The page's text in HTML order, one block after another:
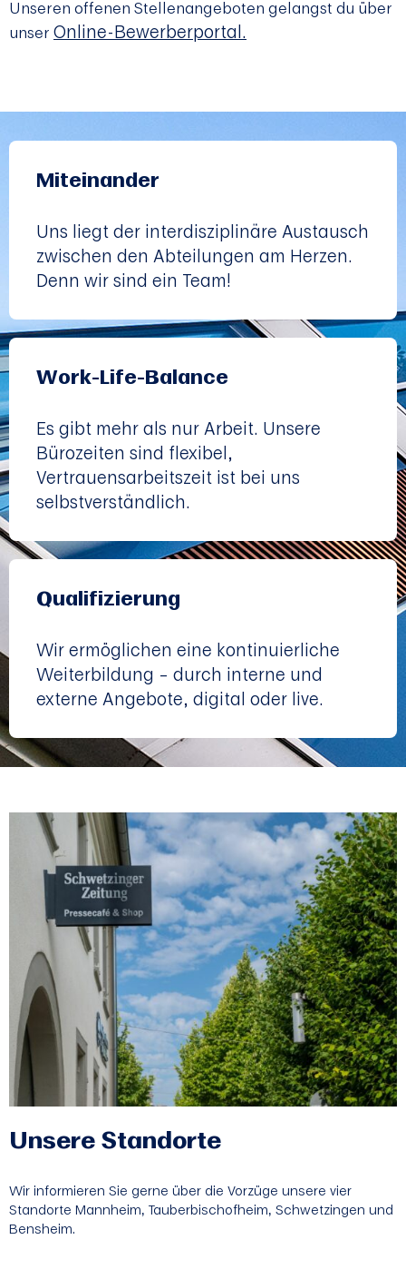
Unseren offenen Stellenangeboten gelangst du über
unser Online-Bewerberportal.
Miteinander
Uns liegt der interdisziplinäre Austausch
zwischen den Abteilungen am Herzen.
Denn wir sind ein Team!
Work-Life-Balance
Es gibt mehr als nur Arbeit. Unsere
Bürozeiten sind flexibel,
Vertrauensarbeitszeit ist bei uns
selbstverständlich.
Qualifizierung
Wir ermöglichen eine kontinuierliche
Weiterbildung – durch interne und
externe Angebote, digital oder live.
Unsere Standorte
Wir informieren Sie gerne über die Vorzüge unsere vier
Standorte Mannheim, Tauberbischofheim, Schwetzingen und
Bensheim.